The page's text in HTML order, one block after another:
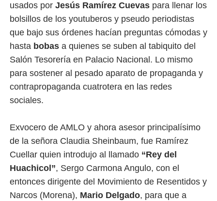
usados por Jesús Ramírez Cuevas para llenar los
bolsillos de los youtuberos y pseudo periodistas
que bajo sus órdenes hacían preguntas cómodas y
hasta bobas a quienes se suben al tabiquito del
Salón Tesorería en Palacio Nacional. Lo mismo
para sostener al pesado aparato de propaganda y
contrapropaganda cuatrotera en las redes
sociales.
Exvocero de AMLO y ahora asesor principalísimo
de la señora Claudia Sheinbaum, fue Ramírez
Cuellar quien introdujo al llamado “Rey del
Huachicol”, Sergo Carmona Angulo, con el
entonces dirigente del Movimiento de Resentidos y
Narcos (Morena), Mario Delgado, para que a